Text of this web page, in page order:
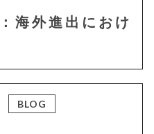
海外進出におけ
BLOG